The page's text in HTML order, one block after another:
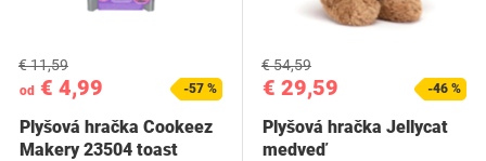
od € 4,99
€ 11,59
-57 %
Plyšová hračka Cookeez
Makery 23504 toast
€ 29,59
€ 54,59
-46 %
Plyšová hračka Jellycat
medveď